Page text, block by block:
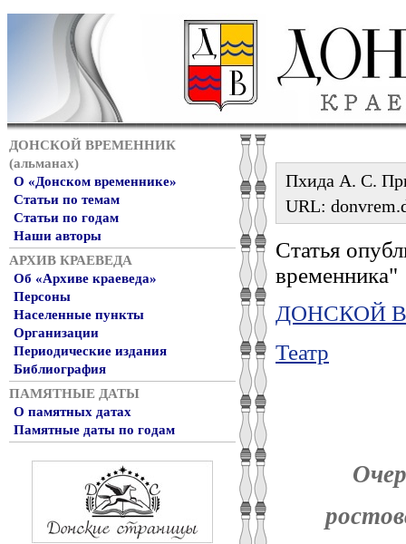
ДОНСКОЙ ВРЕМЕННИК
(альманах)
О «Донском временнике»
Статьи по темам
Статьи по годам
Наши авторы
АРХИВ КРАЕВЕДА
Об «Архиве краеведа»
Персоны
Населенные пункты
Организации
Периодические издания
Библиография
ПАМЯТНЫЕ ДАТЫ
О памятных датах
Памятные даты по годам
Пхида А. С.
URL:
Статья
временника"
ДОНСКОЙ
Театр